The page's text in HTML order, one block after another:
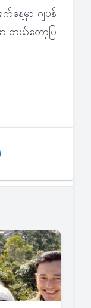
နေ့မှာ ဂျပန်
ာ ဘယ်တော့ပြ